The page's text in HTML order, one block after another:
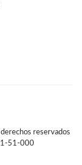
reservados
51-000